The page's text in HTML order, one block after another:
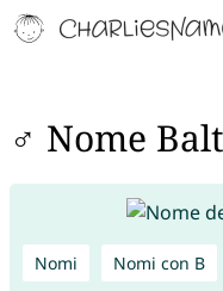
♂ Nome
Nomi Nomi con B